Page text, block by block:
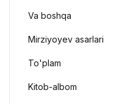
Va boshqa
Mirziyoyev asarlari
To'plam
Kitob-albom